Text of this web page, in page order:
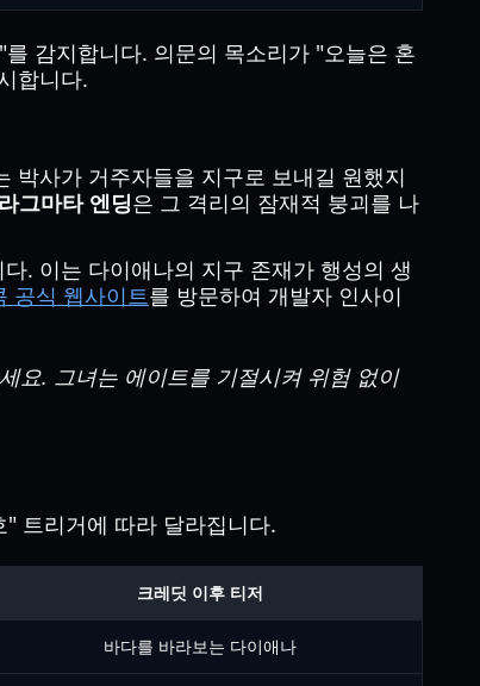
감지합니다. 의문의 목소리가 "오늘은 혼
합니다.
박사가 거주자들을 지구로 보내길 원했지
그마타 엔딩은 그 격리의 잠재적 붕괴를 나
. 이는 다이애나의 지구 존재가 행성의 생
공식 웹사이트를 방문하여 개발자 인사이
요. 그녀는 에이트를 기절시켜 위험 없이
트리거에 따라 달라집니다.
크레딧 이후 티저
바다를 바라보는 다이애나